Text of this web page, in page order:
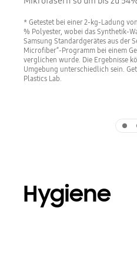
* Getestet bei einer 2-kg-Ladung
% Polyester, wobei das Synthetik-
Samsung Standardgerätes aus der
Microfiber“-Programm bei einem
verglichen wurde. Die Ergebnisse
Umgebung unterschiedlich sein.
Plastics Lab.
Hygiene